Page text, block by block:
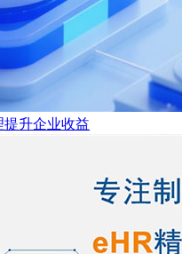
提升企业收益